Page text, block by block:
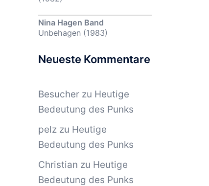
Nina Hagen Band
Unbehagen (1983)
Neueste Kommentare
Besucherzu Heutige
Bedeutung des Punks
pelzzu Heutige
Bedeutung des Punks
Christian zu Heutige
Bedeutung des Punks